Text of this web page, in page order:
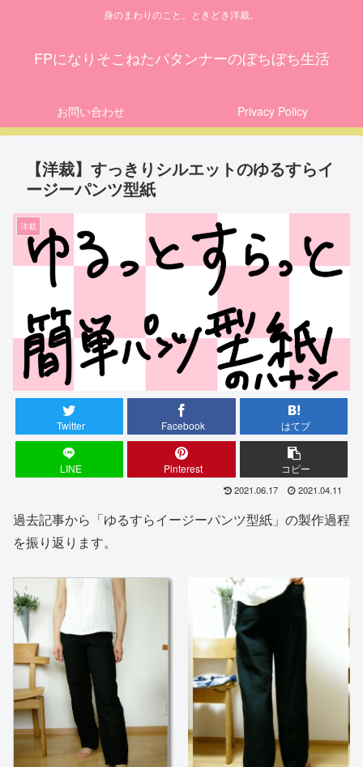
身のまわりのこと。ときどき洋裁。
FPになりそこねたパタンナーのぼちぼち生活
お問い合わせ Privacy Policy
【洋裁】すっきりシルエットのゆるすらイ
ージーパンツ型紙
洋裁
Twitter Facebook はてブ
LINE Pinterest コピー
2021.06.17 2021.04.11
過去記事から「ゆるすらイージーパンツ型紙」の製作過程
を振り返ります。